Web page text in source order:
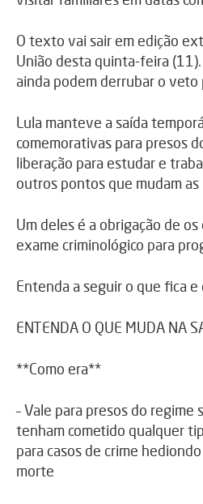
O texto vai sair em edição
União desta quinta-feira
ainda podem derrubar o veto
Lula manteve a saída
comemorativas para presos
liberação para estudar e
outros pontos que mudam as
Um deles é a obrigação de
exame criminológico para
Entenda a seguir o que fica e
ENTENDA O QUE MUDA NA
**Como era**
– Vale para presos do regime
tenham cometido qualquer
para casos de crime
morte